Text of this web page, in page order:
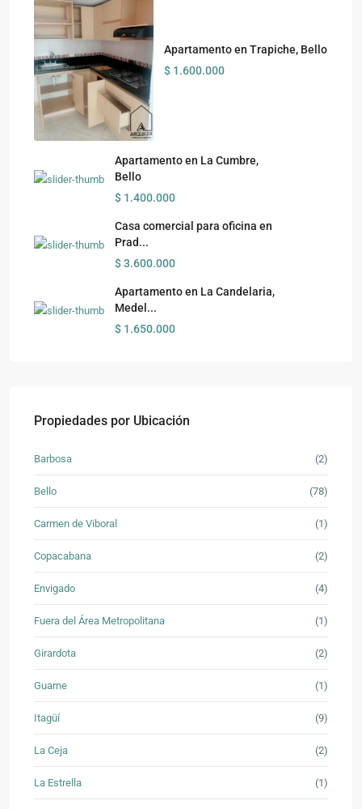
Apartamento en Trapiche, Bello
$ 1.600.000
Apartamento en La Cumbre,
Bello
$ 1.400.000
Casa comercial para oficina en
Prad...
$ 3.600.000
Apartamento en La Candelaria,
Medel...
$ 1.650.000
Propiedades por Ubicación
Barbosa (2)
Bello (78)
Carmen de Viboral (1)
Copacabana (2)
Envigado (4)
Fuera del Área Metropolitana (1)
Girardota (2)
Guarne (1)
Itagüí (9)
La Ceja (2)
La Estrella (1)